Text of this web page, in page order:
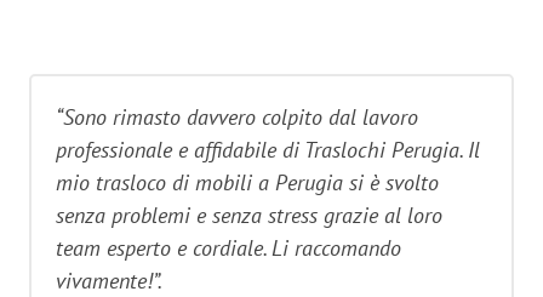
“Sono rimasto davvero colpito dal lavoro
professionale e affidabile di Traslochi Perugia. Il
mio trasloco di mobili a Perugia si è svolto
senza problemi e senza stress grazie al loro
team esperto e cordiale. Li raccomando
vivamente!”.